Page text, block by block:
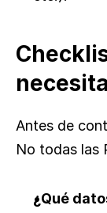
Antes de
No todas las
¿Qué